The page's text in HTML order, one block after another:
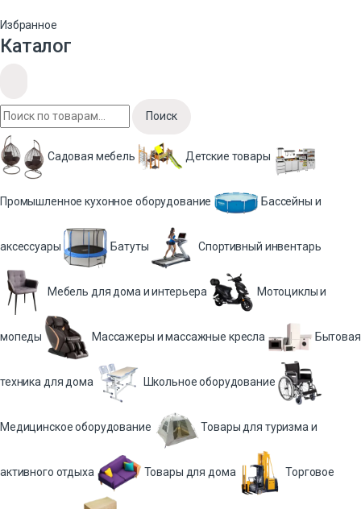
Избранное
Каталог
Поиск
Садовая мебель Детские товары
Промышленное кухонное оборудование Бассейны и
аксессуары Батуты Спортивный инвентарь
Мебель для дома и интерьера Мотоциклы и
мопеды Массажеры и массажные кресла Бытовая
техника для дома Школьное оборудование
Медицинское оборудование Товары для туризма и
активного отдыха Товары для дома Торговое